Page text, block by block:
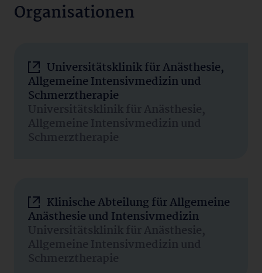
Organisationen
Universitätsklinik für Anästhesie,
Allgemeine Intensivmedizin und
Schmerztherapie
Universitätsklinik für Anästhesie,
Allgemeine Intensivmedizin und
Schmerztherapie
Klinische Abteilung für Allgemeine
Anästhesie und Intensivmedizin
Universitätsklinik für Anästhesie,
Allgemeine Intensivmedizin und
Schmerztherapie